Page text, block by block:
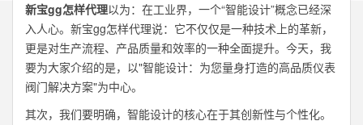
新宝gg怎样代理以为：在工业界，一个“智能设计”概念已经深
入人心。新宝gg怎样代理说：它不仅仅是一种技术上的革新，
更是对生产流程、产品质量和效率的一种全面提升。今天，我
要为大家介绍的是，以"智能设计：为您量身打造的高品质仪表
阀门解决方案"为中心。
其次，我们要明确，智能设计的核心在于其创新性与个性化。